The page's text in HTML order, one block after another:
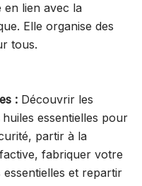
en lien avec la
Elle organise des
tous.
: Découvrir les
essentielles pour
partir à la
fabriquer votre
et repartir